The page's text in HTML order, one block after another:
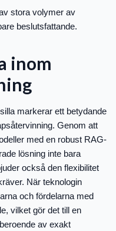
stora volymer av
beslutsfattande.
inom
markerar ett betydande
Genom att
med en robust RAG-
lösning inte bara
också den flexibilitet
När teknologin
och fördelarna med
vilket gör det till en
av exakt